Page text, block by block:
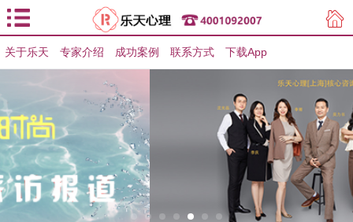
用户登录 用户注册
关于乐天 专家介绍 成功案例 联系方式 下载App